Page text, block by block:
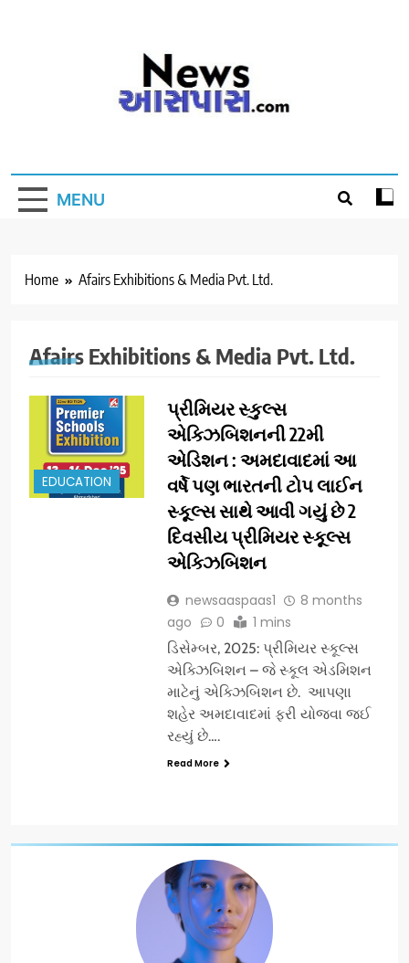
MENU
Home Afairs Exhibitions & Media Pvt. Ltd.
Afairs Exhibitions & Media Pvt. Ltd.
EDUCATION
પ્રીમિયર સ્કુલ્સ
એક્ઝિબિશનની 22મી
એડિશન : અમદાવાદમાં આ
વર્ષે પણ ભારતની ટોપ લાઈન
સ્કૂલ્સ સાથે આવી ગયું છે 2
દિવસીય પ્રીમિયર સ્કૂલ્સ
એક્ઝિબિશન
newsaaspaas1
8 months
ago
0 1 mins
ડિસેમ્બર, 2025: પ્રીમિયર સ્કૂલ્સ
એક્ઝિબિશન – જે સ્કૂલ એડમિશન
માટેનું એક્ઝિબિશન છે. આપણા
શહેર અમદાવાદમાં ફરી યોજવા જઈ
રહ્યું છે….
Read More